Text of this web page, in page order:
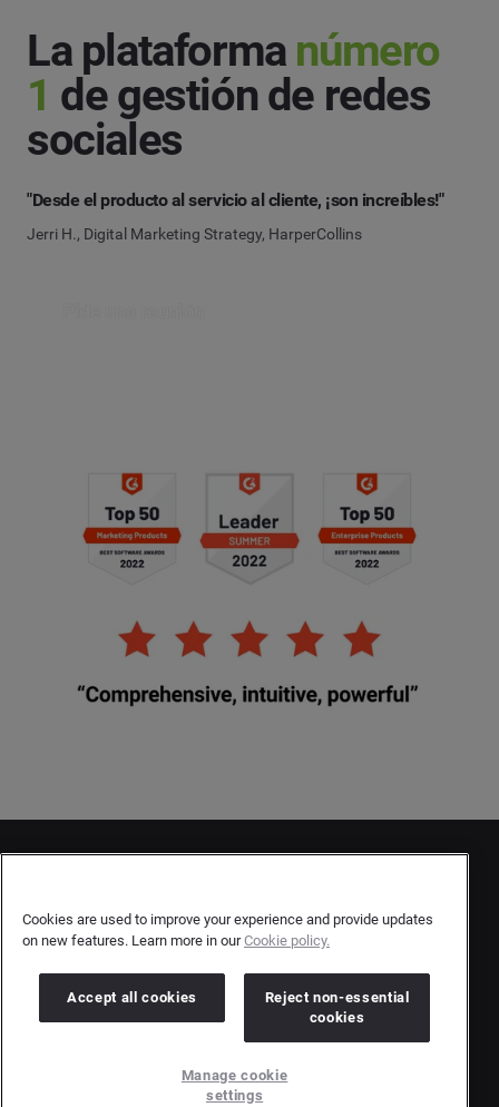
La plataforma número
1 de gestión de redes
sociales
"Desde el producto al servicio al cliente, ¡son increíbles!"
Jerri H., Digital Marketing Strategy, HarperCollins
Declaración de privacidad del cliente
Declaración de privacidad para los autores
Copyright © 2026 Brandwatch. Todos los derechos reservados.
Cision Group Ltd, 7th Floor, 5 Churchill Place, Canary Wharf, London, E14 5HU
Company number: 03898053 | VAT number: 754 750 710
Cookies are used to improve your experience and provide updates
on new features. Learn more in ourCookie policy.
Accept all cookies
Reject non-essential
cookies
Manage cookie
settings